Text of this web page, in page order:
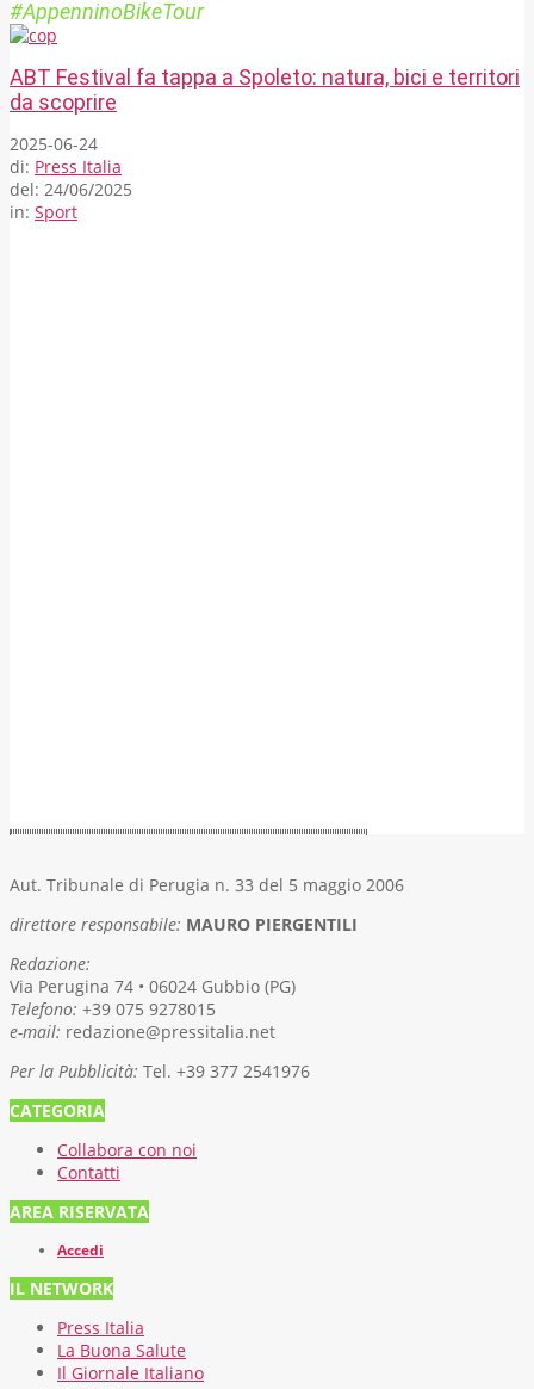
#AppenninoBikeTour
ABT Festival fa tappa a Spoleto: natura, bici e territori
da scoprire
2025-06-24
di: Press Italia
del: 24/06/2025
in: Sport
Aut. Tribunale di Perugia n. 33 del 5 maggio 2006
direttore responsabile: MAURO PIERGENTILI
Redazione:
Via Perugina 74 • 06024 Gubbio (PG)
Telefono: +39 075 9278015
e-mail: redazione@pressitalia.net
Per la Pubblicità: Tel. +39 377 2541976
CATEGORIA
Collabora con noi
Contatti
AREA RISERVATA
Accedi
IL NETWORK
Press Italia
La Buona Salute
Il Giornale Italiano